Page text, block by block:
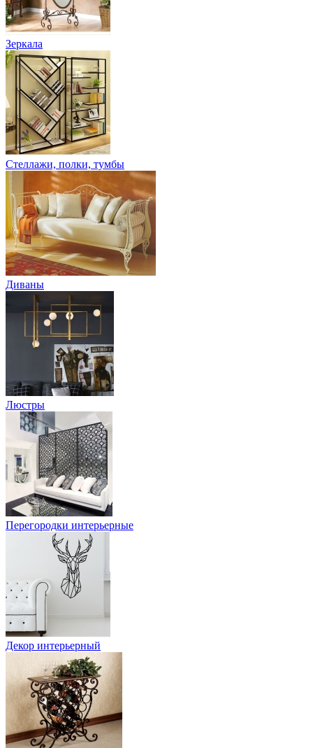
Зеркала
Стеллажи, полки, тумбы
Диваны
Люстры
Перегородки интерьерные
Декор интерьерный